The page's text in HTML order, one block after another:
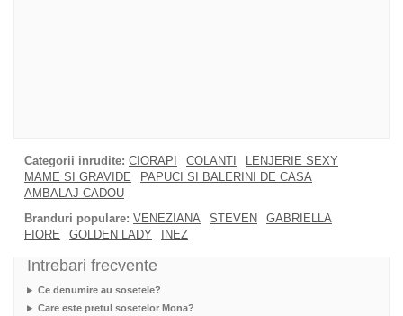
Categorii inrudite: CIORAPI COLANTI
LENJERIE SEXY
MAME SI GRAVIDE
PAPUCI SI BALERINI DE CASA
AMBALAJ CADOU
Branduri populare: VENEZIANA STEVEN
GABRIELLA
FIORE
GOLDEN LADY INEZ
Intrebari frecvente
Ce denumire au sosetele?
Care este pretul sosetelor Mona?